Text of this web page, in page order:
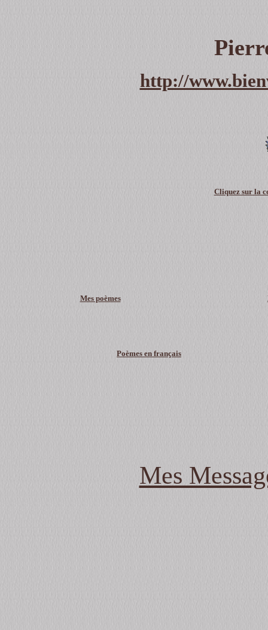
http://
Cliquez sur la
Mes poèmes
Poèmes en français
Mes